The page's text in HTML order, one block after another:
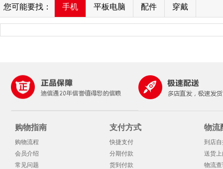
您可能要找： 手机 平板电脑 配件 穿戴
购物指南
购物流程
会员介绍
常见问题
支付方式
快捷支付
分期付款
货到付款
物流
到店
送货
物流